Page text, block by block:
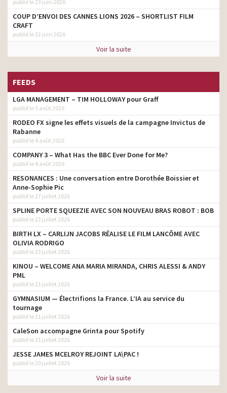
publié le 23 juin 2026
COUP D’ENVOI DES CANNES LIONS 2026 – SHORTLIST FILM
CRAFT
publié le 22 juin 2026
Voir la suite
FEEDS
LGA MANAGEMENT – TIM HOLLOWAY pour Graff
publié le 5 août 2026
RODEO FX signe les effets visuels de la campagne Invictus de
Rabanne
publié le 4 août 2026
COMPANY 3 – What Has the BBC Ever Done for Me?
publié le 4 août 2026
RESONANCES : Une conversation entre Dorothée Boissier et
Anne-Sophie Pic
publié le 27 juillet 2026
SPLINE PORTE SQUEEZIE AVEC SON NOUVEAU BRAS ROBOT : BOB
publié le 23 juillet 2026
BIRTH LX – CARLIJN JACOBS RÉALISE LE FILM LANCÔME AVEC
OLIVIA RODRIGO
publié le 23 juillet 2026
KINOU – WELCOME ANA MARIA MIRANDA, CHRIS ALESSI & ANDY
PML
publié le 21 juillet 2026
GYMNASIUM — Électrifions la France. L’IA au service du
tournage
publié le 21 juillet 2026
CaleSon accompagne Grinta pour Spotify
publié le 21 juillet 2026
JESSE JAMES MCELROY REJOINT LA\PAC !
publié le 20 juillet 2026
Voir la suite